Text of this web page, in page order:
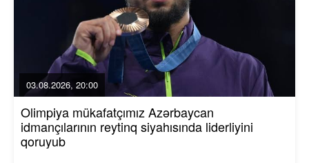
03.08.2026, 20:00
Olimpiya mükafatçımız Azərbaycan
idmançılarının reytinq siyahısında liderliyini
qoruyub